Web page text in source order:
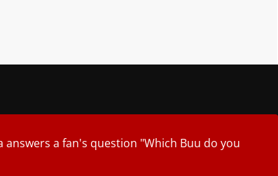
answers a fan's question "Which Buu do you